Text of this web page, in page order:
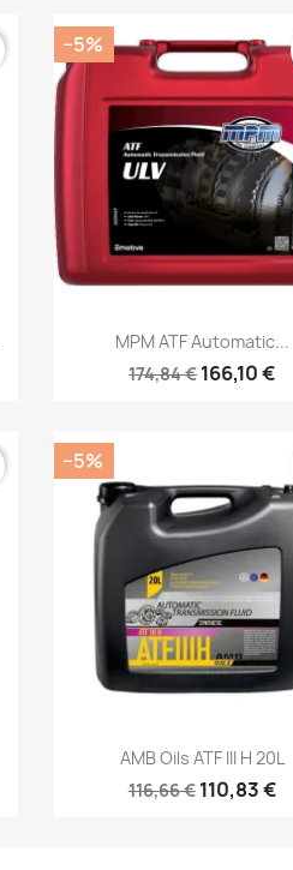
Kiirvaade
MPM ATF Automatic...
174,84 €166,10 €
−5%
Kiirvaade
AMB Oils ATF III H 20L
116,66 € 110,83 €
−5%